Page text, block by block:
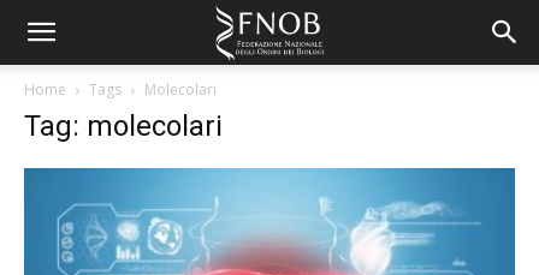
Home Tags Molecolari
Tag: molecolari